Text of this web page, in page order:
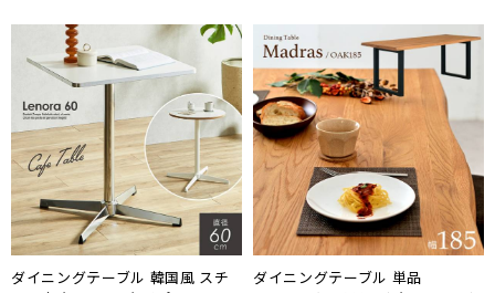
ダイニングテーブル 韓国風 スチ
ダイニングテーブル 単品